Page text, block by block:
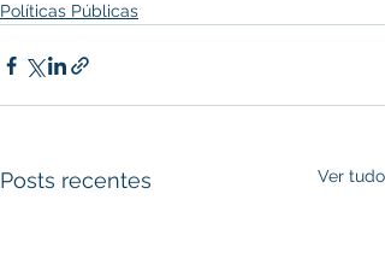
Políticas Públicas
Posts recentes Ver tudo